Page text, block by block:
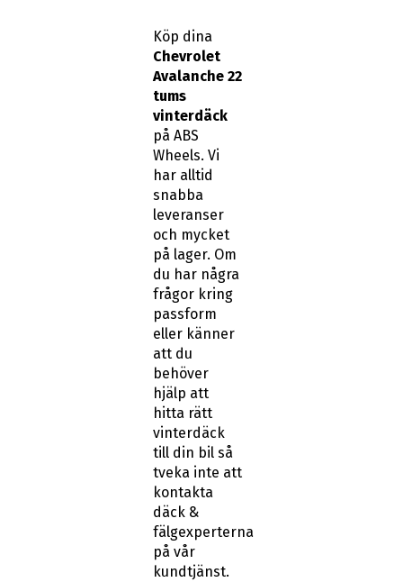
Köp dina
Chevrolet
Avalanche 22
tums
vinterdäck
på ABS
Wheels. Vi
har alltid
snabba
leveranser
och mycket
på lager. Om
du har några
frågor kring
passform
eller känner
att du
behöver
hjälp att
hitta rätt
vinterdäck
till din bil så
tveka inte att
kontakta
däck &
fälgexperterna
på vår
kundtjänst.